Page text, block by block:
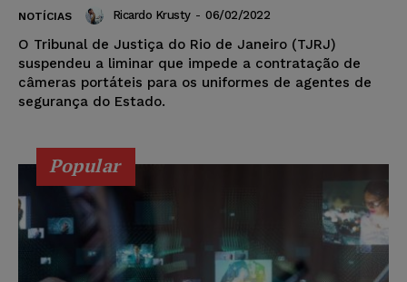
NOTÍCIAS Ricardo Krusty - 06/02/2022
O Tribunal de Justiça do Rio de Janeiro (TJRJ)
suspendeu a liminar que impede a contratação de
câmeras portáteis para os uniformes de agentes de
segurança do Estado.
Popular